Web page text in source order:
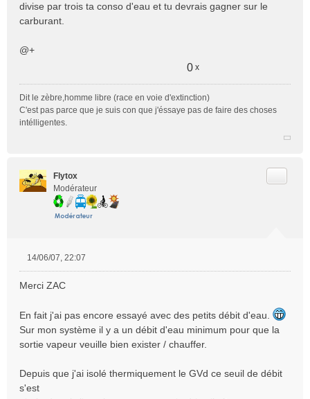
n
u
divise par trois ta conso d'eau et tu devrais gagner sur le
carburant.
@+
0 x
Dit le zèbre,homme libre (race en voie d'extinction)
C'est pas parce que je suis con que j'éssaye pas de faire des choses
intélligentes.
Flytox
Modérateur
s
a
g
e
n
l
14/06/07, 22:07
Merci ZAC
En fait j'ai pas encore essayé avec des petits débit d'eau.
Sur mon système il y a un débit d'eau minimum pour que la
sortie vapeur veuille bien exister / chauffer.
Depuis que j'ai isolé thermiquement le GVd ce seuil de débit
s'est